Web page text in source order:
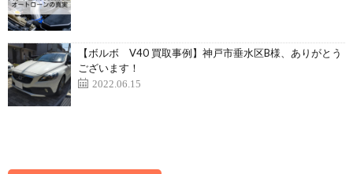
【ボルボ V40 買取事例】神戸市垂水区B様、ありがとう
ございます！
2022.06.15